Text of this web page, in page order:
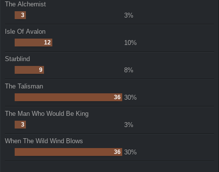
The Alchemist
3 3%
Isle Of Avalon
12 10%
Starblind
9 8%
The Talisman
36 30%
The Man Who Would Be King
3 3%
When The Wild Wind Blows
36 30%